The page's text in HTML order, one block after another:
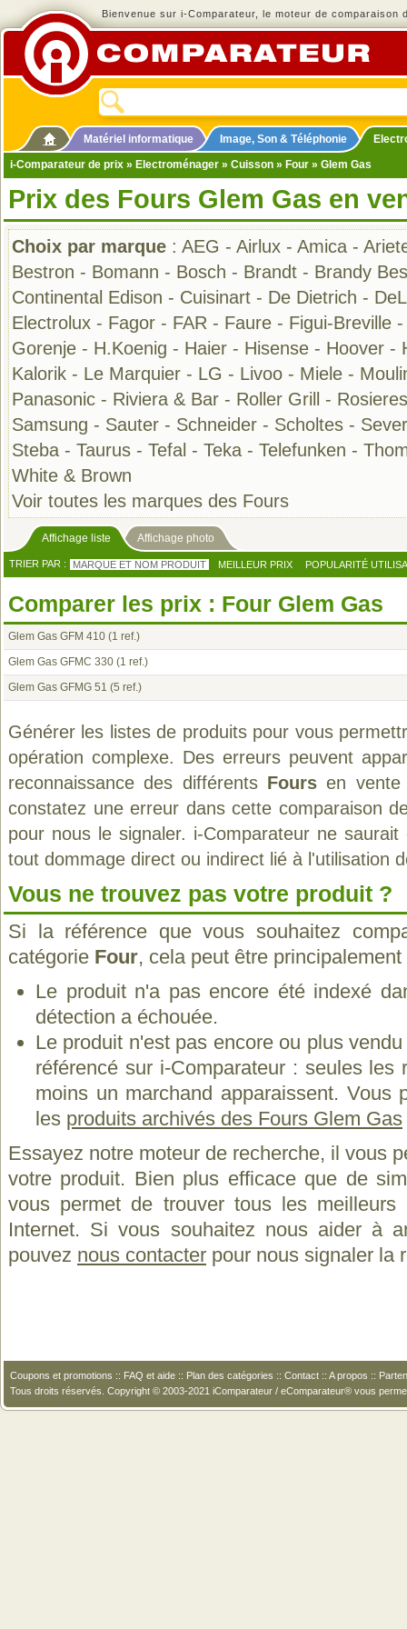
Bienvenue sur i-Comparateur, le moteur de comparaison
Matériel informatique Image, Son & Téléphonie
i-Comparateur de prix » Electroménager » Cuisson » Four » Glem Gas
Prix des Fours Glem Gas en
Choix par marque : AEG - Airlux - Amica -
Bestron - Bomann - Bosch - Brandt - Brandy
Continental Edison - Cuisinart - De Dietrich -
Electrolux - Fagor - FAR - Faure - Figui-Breville
Gorenje - H.Koenig - Haier - Hisense - Hoover -
Kalorik - Le Marquier - LG - Livoo - Miele -
Panasonic - Riviera & Bar - Roller Grill - Rosieres
Samsung - Sauter - Schneider - Scholtes -
Steba - Taurus - Tefal - Teka - Telefunken -
White & Brown
Voir toutes les marques des Fours
Affichage liste Affichage photo
TRIER PAR : MARQUE ET NOM PRODUIT MEILLEUR PRIX POPULARITÉ
Comparer les prix : Four Glem Gas
Glem Gas GFM 410 (1 ref.)
Glem Gas GFMC 330 (1 ref.)
Glem Gas GFMG 51 (5 ref.)
Générer les listes de produits pour vous
opération complexe. Des erreurs peuvent
reconnaissance des différents Foursen vente
constatez une erreur dans cette comparaison
pour nous le signaler. i-Comparateur ne
tout dommage direct ou indirect lié à l'utilisation
Vous ne trouvez pas votre produit ?
Si la référence que vous souhaitez
catégorie Four, cela peut être
Le produit n'a pas encore été indexé
détection a échouée.
Le produit n'est pas encore ou plus
référencé sur i-Comparateur : seules les
moins un marchand apparaissent. Vous
les produits archivés des Fours Glem Gas
Essayez notre moteur de recherche, il vous
votre produit. Bien plus efficace que de
vous permet de trouver tous les
Internet. Si vous souhaitez nous aider à
pouvez nous contacter pour nous signaler la
Coupons et promotions :: FAQ et aide :: Plan des catégories :: Contact :: A propos ::
Tous droits réservés. Copyright © 2003-2021 iComparateur / eComparateur® vous